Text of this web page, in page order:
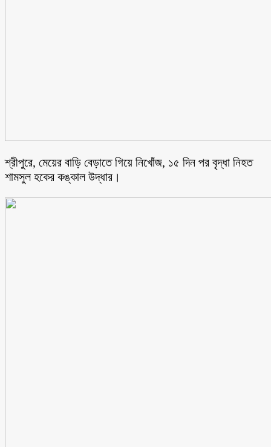
শ্রীপুরে, মেয়ের বাড়ি বেড়াতে গিয়ে নিখোঁজ, ১৫ দিন পর বৃদ্ধা নিহত
শামসুল হকের কঙ্কাল উদ্ধার।